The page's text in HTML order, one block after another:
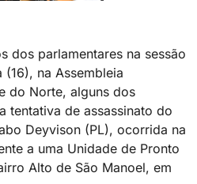
dos parlamentares na sessão
na Assembleia
do Norte, alguns dos
tentativa de assassinato do
Deyvison (PL), ocorrida na
a uma Unidade de Pronto
Alto de São Manoel, em